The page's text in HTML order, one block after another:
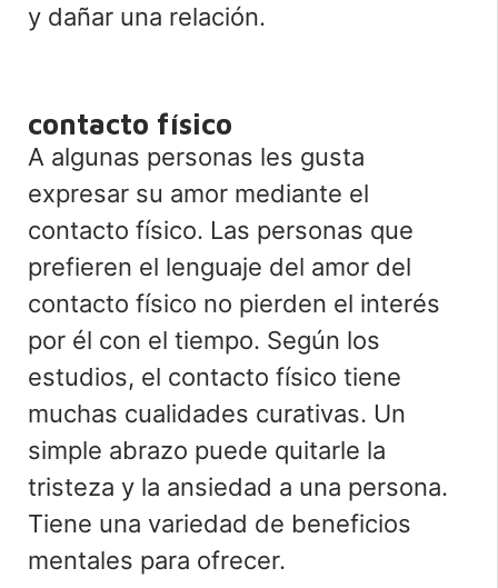
y dañar una relación.
contacto físico
A algunas personas les gusta
expresar su amor mediante el
contacto físico. Las personas que
prefieren el lenguaje del amor del
contacto físico no pierden el interés
por él con el tiempo. Según los
estudios, el contacto físico tiene
muchas cualidades curativas. Un
simple abrazo puede quitarle la
tristeza y la ansiedad a una persona.
Tiene una variedad de beneficios
mentales para ofrecer.